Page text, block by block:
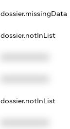
dossier.missingData
dossier.notInList
dossier.notInList